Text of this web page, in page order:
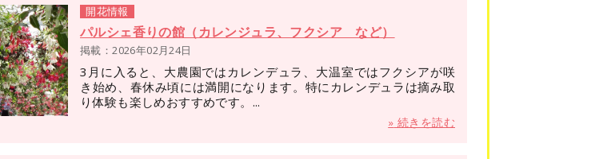
開花情報
パルシェ香りの館（カレンジュラ、フクシア など）
掲載：2026年02月24日
3月に入ると、大農園ではカレンデュラ、大温室ではフクシアが咲
き始め、春休み頃には満開になります。特にカレンデュラは摘み取
り体験も楽しめおすすめです。...
» 続きを読む